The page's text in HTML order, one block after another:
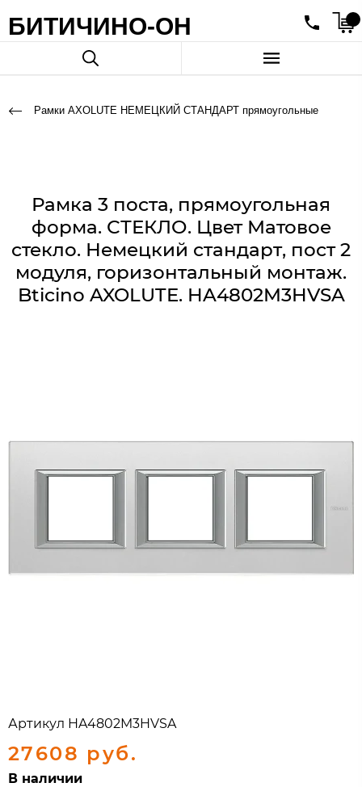
БИТИЧИНО-ОН
Рамки AXOLUTE НЕМЕЦКИЙ СТАНДАРТ прямоугольные
Рамка 3 поста, прямоугольная
форма. СТЕКЛО. Цвет Матовое
стекло. Немецкий стандарт, пост 2
модуля, горизонтальный монтаж.
Bticino AXOLUTE. HA4802M3HVSA
Артикул HA4802M3HVSA
27608 руб.
В наличии